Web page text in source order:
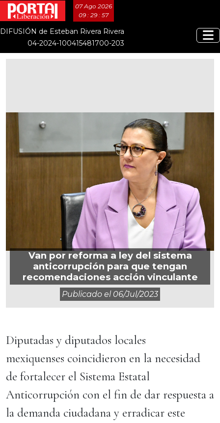
07 Ago 2026
09 : 29 : 58
DIFUSIÓN de Esteban Rivera Rivera
04-2024-100415481700-203
Van por reforma a ley del sistema
anticorrupción para que tengan
recomendaciones acción vinculante
Publicado el 06/jul/2023
Diputadas y diputados locales
mexiquenses coincidieron en la necesidad
de fortalecer el Sistema Estatal
Anticorrupción con el fin de dar respuesta a
la demanda ciudadana y erradicar este